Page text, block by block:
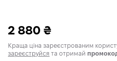
2 880 ₴
Краща ціна зареєстрованим
зареєструйся та отримай